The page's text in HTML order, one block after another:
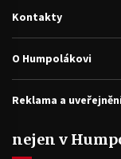
Kontakty
O Humpolákovi
Reklama a
nejen v